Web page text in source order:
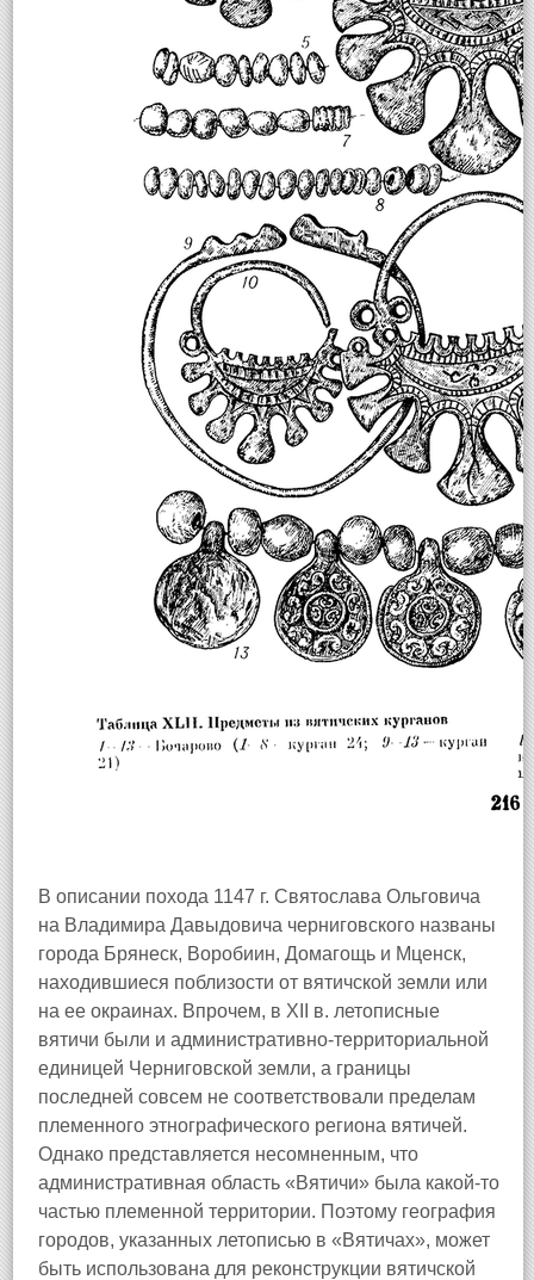
В описании похода 1147 г. Святослава Ольговича
на Владимира Давыдовича черниговского названы
города Брянеск, Воробиин, Домагощь и Мценск,
находившиеся поблизости от вятичской земли или
на ее окраинах. Впрочем, в XII в. летописные
вятичи были и административно-территориальной
единицей Черниговской земли, а границы
последней совсем не соответствовали пределам
племенного этнографического региона вятичей.
Однако представляется несомненным, что
административная область «Вятичи» была какой-то
частью племенной территории. Поэтому география
городов, указанных летописью в «Вятичах», может
быть использована для реконструкции вятичской